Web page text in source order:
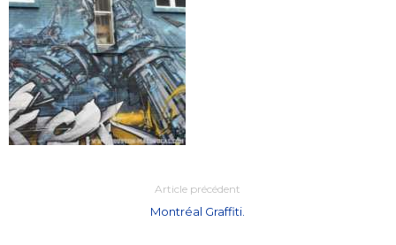
Article précédent
Montréal Graffiti.